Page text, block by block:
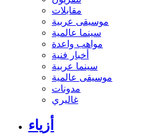
مقابلات
موسيقى عربية
سينما عالمية
مواهب واعدة
أخبار فنية
سينما عربية
موسيقى عالمية
مدونات
غاليري
أزياء